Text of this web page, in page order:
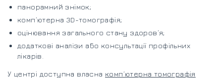
панорамний знімок;
комп’ютерна 3D-томографія;
оцінювання загального стану здоров’я;
додаткові аналізи або консультації профільних
лікарів.
У центрі доступна власна комп’ютерна томографія